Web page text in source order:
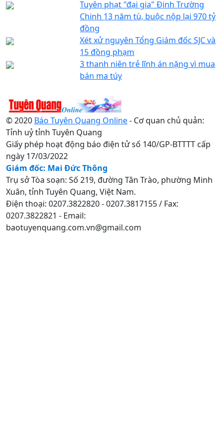
Tuyên phạt "đại gia" Đinh Trường
Chinh 13 năm tù, buộc nộp lại 970 tỷ
đồng
Xét xử nguyên Tổng Giám đốc SJC và
15 đồng phạm
3 thanh niên trẻ lĩnh án nặng vì mua
bán ma túy
© 2020 Báo Tuyên Quang Online- Cơ quan chủ quản:
Tỉnh uỷ tỉnh Tuyên Quang
Giấy phép hoạt động báo điện tử số 140/GP-BTTTT cấp
ngày 17/03/2022
Giám đốc: Mai Đức Thông
Trụ sở Tòa soạn: Số 219, đường Tân Trào, phường Minh
Xuân, tỉnh Tuyên Quang, Việt Nam.
Điện thoại: 0207.3822820 - 0207.3817155 / Fax:
0207.3822821 - Email:
baotuyenquang.com.vn@gmail.com